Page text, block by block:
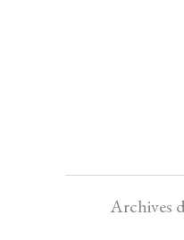
Archives